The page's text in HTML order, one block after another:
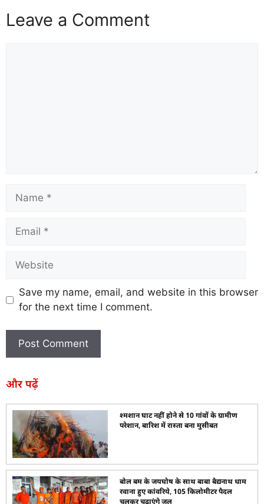
o n
Leave a Comment
Save my name, email, and website in this browser
for the next time I comment.
और पढ़ें
श्मशान घाट नहीं होने से 10 गांवों के ग्रामीण
परेशान, बारिश में रास्ता बना मुसीबत
बोल बम के जयघोष के साथ बाबा बैद्यनाथ धाम
रवाना हुए कांवरिये, 105 किलोमीटर पैदल
चलकर चढ़ाएंगे जल